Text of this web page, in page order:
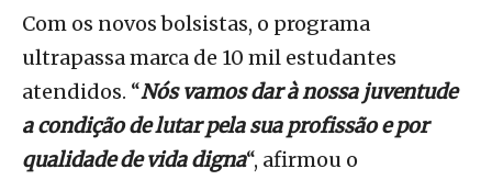
Com os novos bolsistas, o programa
ultrapassa marca de 10 mil estudantes
atendidos. “Nós vamos dar à nossa juventude
a condição de lutar pela sua profissão e por
qualidade de vida digna“, afirmou o